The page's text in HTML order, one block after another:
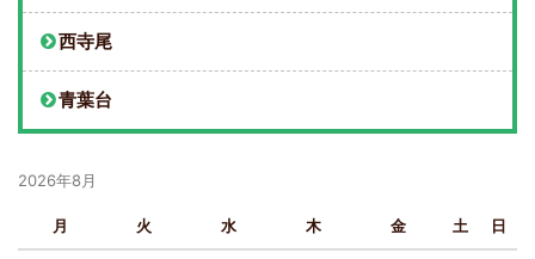
西寺尾
青葉台
2026年8月
月 火 水 木 金 土 日